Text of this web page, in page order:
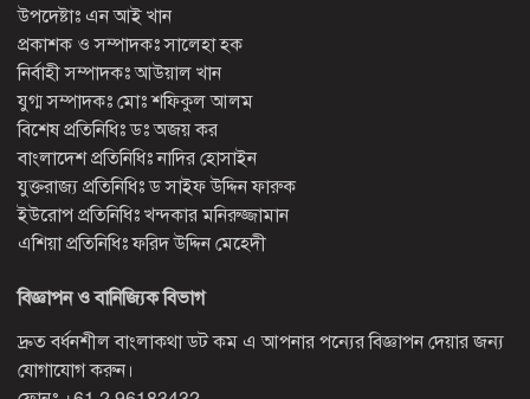
উপদেষ্টাঃ এন আই খান
প্রকাশক ও সম্পাদকঃ সালেহা হক
নির্বাহী সম্পাদকঃ আউয়াল খান
যুগ্ম সম্পাদকঃ মোঃ শফিকুল আলম
বিশেষ প্রতিনিধিঃ ডঃ অজয় কর
বাংলাদেশ প্রতিনিধিঃ নাদির হোসাইন
যুক্তরাজ্য প্রতিনিধিঃ ড সাইফ উদ্দিন ফারুক
ইউরোপ প্রতিনিধিঃ খন্দকার মনিরুজ্জামান
এশিয়া প্রতিনিধিঃ ফরিদ উদ্দিন মেহেদী
বিজ্ঞাপন ও বানিজ্যিক বিভাগ
দ্রুত বর্ধনশীল বাংলাকথা ডট কম এ আপনার পন্যের বিজ্ঞাপন দেয়ার জন্য
যোগাযোগ করুন।